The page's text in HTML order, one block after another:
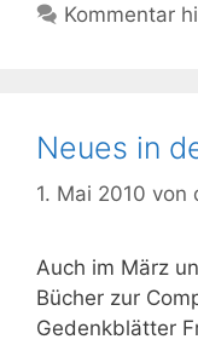
Kommentar
Neues in
1. Mai 2010 von
Auch im März
Bücher zur
Gedenkblätter